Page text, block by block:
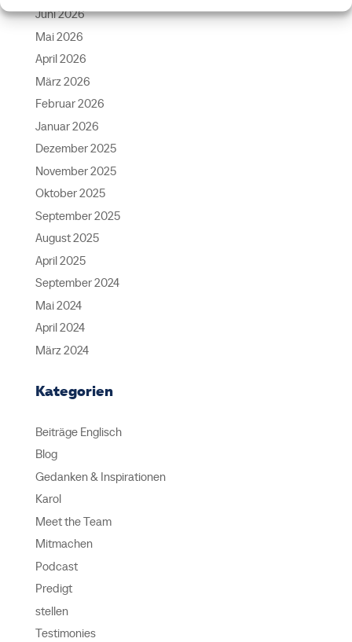
Juni 2026
Mai 2026
April 2026
März 2026
Februar 2026
Januar 2026
Dezember 2025
November 2025
Oktober 2025
September 2025
August 2025
April 2025
September 2024
Mai 2024
April 2024
März 2024
Kategorien
Beiträge Englisch
Blog
Gedanken & Inspirationen
Karol
Meet the Team
Mitmachen
Podcast
Predigt
stellen
Testimonies